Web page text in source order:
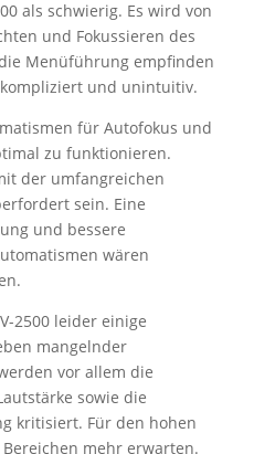
als schwierig. Es wird von
und Fokussieren des
Menüführung empfinden
und unintuitiv.
für Autofokus und
zu funktionieren.
der umfangreichen
sein. Eine
und bessere
wären
2500 leider einige
mangelnder
vor allem die
sowie die
kritisiert. Für den hohen
mehr erwarten.